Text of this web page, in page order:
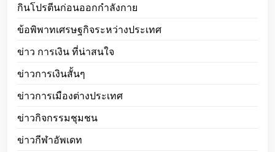
กินโปรตีนก่อนออกกำลังกาย
ข้อพิพาทเศรษฐกิจระหว่างประเทศ
ข่าว การเงิน ที่น่าสนใจ
ข่าวการเงินสั้นๆ
ข่าวการเมืองต่างประเทศ
ข่าวกิจกรรมชุมชน
ข่าวกีฬาอัพเดท